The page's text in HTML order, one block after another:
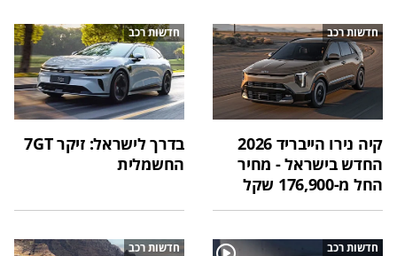
חדשות רכב
קיה נירו הייבריד 2026
החדש בישראל - מחיר
החל מ-176,900 שקל
חדשות רכב
בדרך לישראל: זיקר 7GT
החשמלית
חדשות רכב חדשות רכב